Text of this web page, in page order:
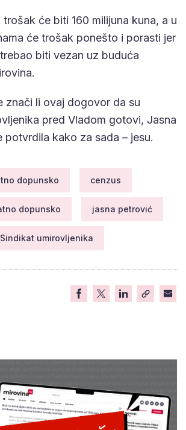
će biti 160 milijuna kuna, a u
će trošak ponešto i porasti jer
biti vezan uz buduća
znači li ovaj dogovor da su
pred Vladom gotovi, Jasna
potvrdila kako za sada – jesu.
dopunsko cenzus
dopunsko jasna petrović
Sindikat umirovljenika